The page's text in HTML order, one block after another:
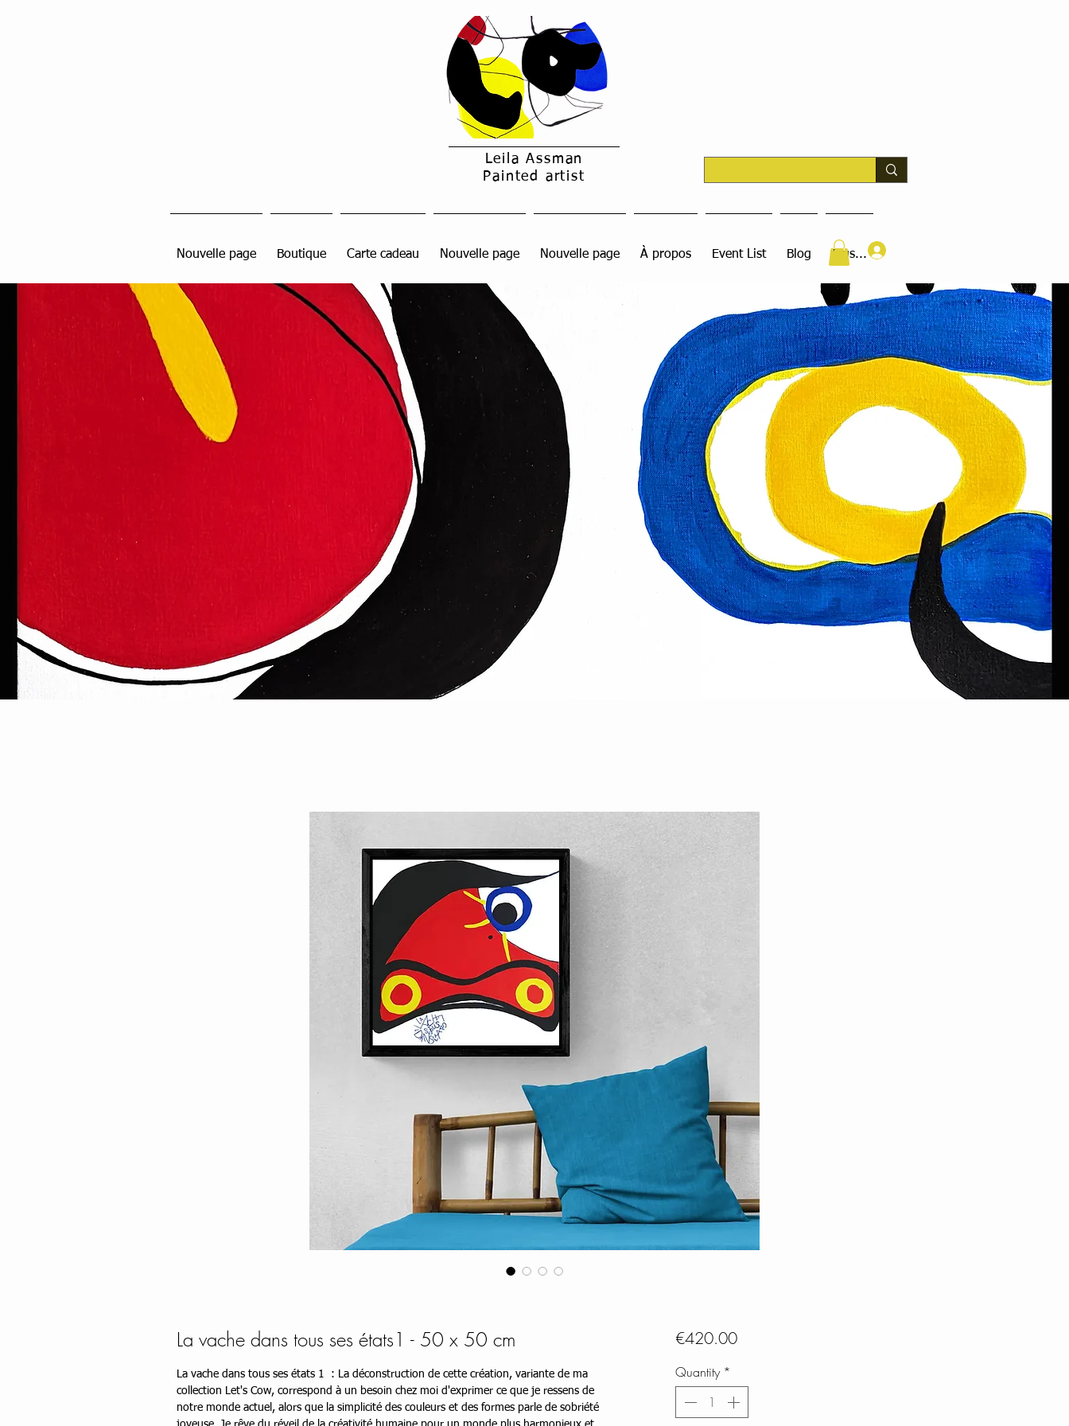
Leila Assman
Painted artist
Nouvelle page Boutique Carte cadeau Nouvelle page Nouvelle page À propos Event List Blog Plus...
La vache dans tous ses états1 - 50 x 50 cm
La vache dans tous ses états 1 : La déconstruction de cette création, variante de ma
collection Let's Cow, correspond à un besoin chez moi d'exprimer ce que je ressens de
notre monde actuel, alors que la simplicité des couleurs et des formes parle de sobriété
€420.00Price
Quantity *